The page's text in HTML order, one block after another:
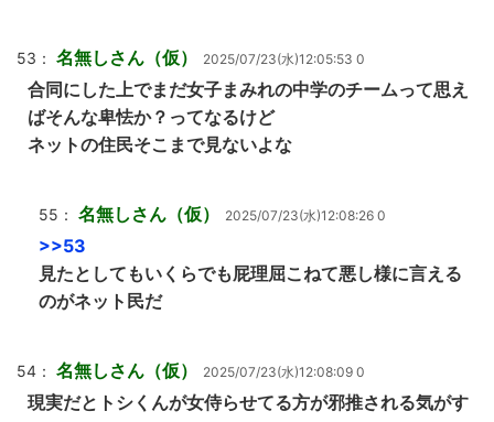
53： 名無しさん（仮） 2025/07/23(水)12:05:53 0
合同にした上でまだ女子まみれの中学のチームって思え
ばそんな卑怯か？ってなるけど
ネットの住民そこまで見ないよな
55： 名無しさん（仮） 2025/07/23(水)12:08:26 0
>>53
見たとしてもいくらでも屁理屈こねて悪し様に言える
のがネット民だ
54： 名無しさん（仮） 2025/07/23(水)12:08:09 0
現実だとトシくんが女侍らせてる方が邪推される気がす